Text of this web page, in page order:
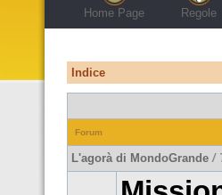
Home Page Regole
Indice
Forum
L'agorà di MondoGrande /